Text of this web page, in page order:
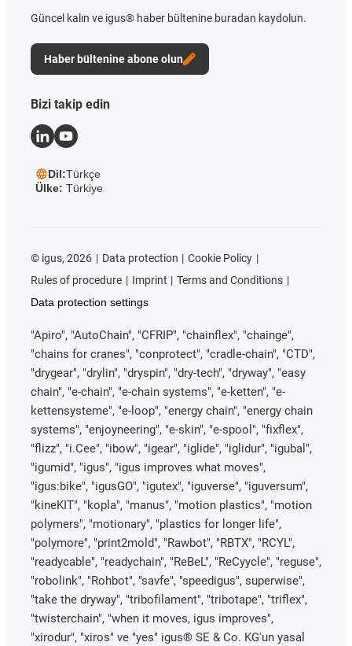
Güncel kalın ve igus® haber bültenine buradan kaydolun.
Haber bültenine abone olun
Bizi takip edin
Dil:Türkçe
Ülke: Türkiye
© igus, 2026 Data protection
Cookie Policy
Rules of procedure
Imprint
Terms and Conditions
Data protection settings
"Apiro", "AutoChain", "CFRIP", "chainflex", "chainge",
"chains for cranes", "conprotect", "cradle-chain", "CTD",
"drygear", "drylin", "dryspin", "dry-tech", "dryway", "easy
chain", "e-chain", "e-chain systems", "e-ketten", "e-
kettensysteme", "e-loop", "energy chain", "energy chain
systems", "enjoyneering", "e-skin", "e-spool", "fixflex",
"flizz", "i.Cee", "ibow", "igear", "iglide", "iglidur", "igubal",
"igumid", "igus", "igus improves what moves",
"igus:bike", "igusGO", "igutex", "iguverse", "iguversum",
"kineKIT", "kopla", "manus", "motion plastics", "motion
polymers", "motionary", "plastics for longer life",
"polymore", "print2mold", "Rawbot", "RBTX", "RCYL",
"readycable", "readychain", "ReBeL", "ReCyycle", "reguse",
"robolink", "Rohbot", "savfe", "speedigus", superwise",
"take the dryway", "tribofilament", "tribotape", "triflex",
"twisterchain", "when it moves, igus improves",
"xirodur", "xiros" ve "yes" igus® SE & Co. KG'un yasal